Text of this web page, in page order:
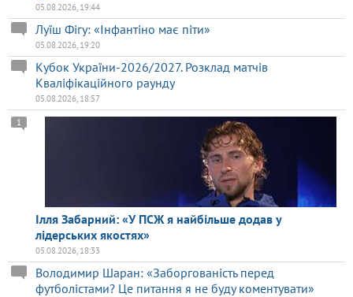
05.08.2026, 19:44
Луїш Фігу: «Інфантіно має піти»
05.08.2026, 19:20
Кубок України-2026/2027. Розклад матчів
Кваліфікаційного раунду
05.08.2026, 18:57
Ілля Забарний: «У ПСЖ я найбільше додав у
лідерських якостях»
1
05.08.2026, 18:33
Володимир Шаран: «Заборгованість перед
футболістами? Це питання я не буду коментувати»